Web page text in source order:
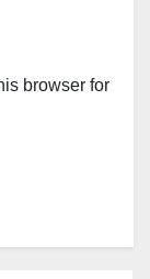
browser for